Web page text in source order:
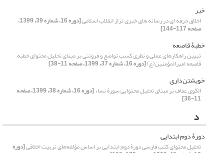
خبر
اخلاق حرفه ای در رسانه‏ های خبری تراز انقلاب اسلامی [دوره 16، شماره 39، 1399،
صفحه 117-144]
خطبۀ قاصعه
تبیین راهکارهای عملی و نظری کسب تواضع و فروتنی بر مبنای تحلیل محتوای خطبه
قاصعه امیرالمؤمنین(ع)[دوره 16، شماره 37، 1399، صفحه 11-38]
خویشتن‌داری
الگوی عفاف بر مبنای تحلیل محتوایی سورۀ نساء [دوره 16، شماره 38، 1399، صفحه
11-36]
د
دورۀ دوم ابتدایی
تحلیل محتوای کتب فارسی دورۀ دوم ابتدایی بر اساس مؤلفه‌های تربیت اخلاقی[دوره